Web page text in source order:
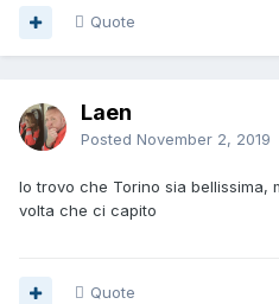
Quote
Laen
Posted November 2, 2019
Io trovo che Torino sia bellissima,
volta che ci capito
Quote